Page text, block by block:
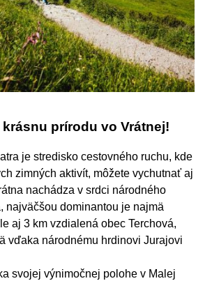
prírodu vo Vrátnej!
je stredisko cestovného ruchu, kde
zimných aktivít, môžete vychutnať aj
nachádza v srdci národného
najväčšou dominantou je najmä
aj 3 km vzdialená obec Terchová,
vďaka národnému hrdinovi Jurajovi
svojej výnimočnej polohe v Malej